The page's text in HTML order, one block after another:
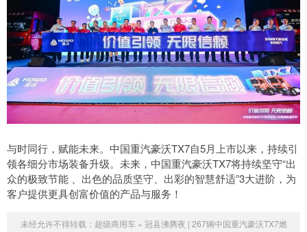
与时同行，赋能未来。中国重汽豪沃TX7自5月上市以来，持续引
领各细分市场装备升级。未来，中国重汽豪沃TX7将持续坚守“出
众的极致节能 、出色的品质坚守、出彩的智慧舒适”3大进阶，为
客户提供更具创富价值的产品与服务！
未经允许不得转载： 超级商用车» 冠县沸腾夜 | 267辆中国重汽豪沃TX7燃